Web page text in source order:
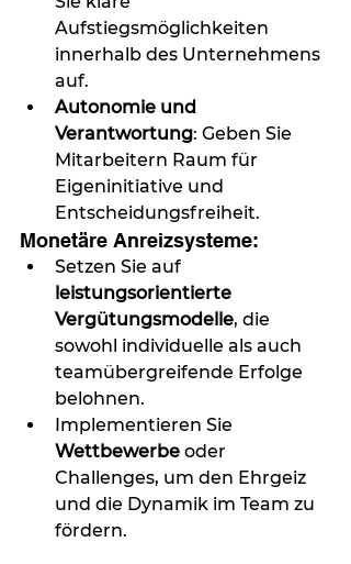
Aufstiegsmöglichkeiten
innerhalb des Unternehmens
auf.
Autonomie und
Verantwortung: Geben Sie
Mitarbeitern Raum für
Eigeninitiative und
Entscheidungsfreiheit.
Monetäre Anreizsysteme:
Setzen Sie auf
leistungsorientierte
Vergütungsmodelle, die
sowohl individuelle als auch
teamübergreifende Erfolge
belohnen.
Implementieren Sie
Wettbewerbe oder
Challenges, um den Ehrgeiz
und die Dynamik im Team zu
fördern.